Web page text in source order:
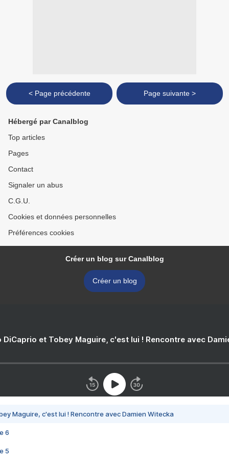
< Page précédente Page suivante >
Hébergé par Canalblog
Top articles
Pages
Contact
Signaler un abus
C.G.U.
Cookies et données personnelles
Préférences cookies
Créer un blog sur Canalblog
Créer un blog
DiCaprio et Tobey Maguire, c'est lui ! Rencontre avec
Maguire, c'est lui ! Rencontre avec Damien Witecka
6
5